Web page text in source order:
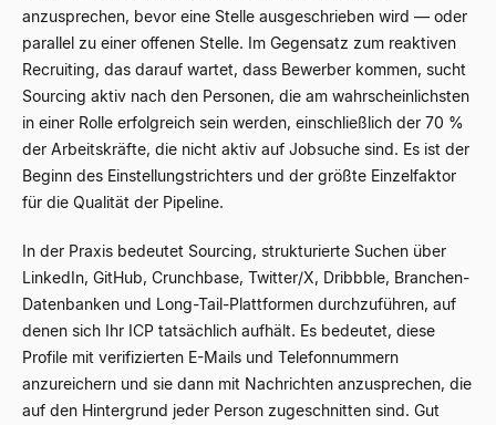
anzusprechen, bevor eine Stelle ausgeschrieben wird — oder
parallel zu einer offenen Stelle. Im Gegensatz zum reaktiven
Recruiting, das darauf wartet, dass Bewerber kommen, sucht
Sourcing aktiv nach den Personen, die am wahrscheinlichsten
in einer Rolle erfolgreich sein werden, einschließlich der 70 %
der Arbeitskräfte, die nicht aktiv auf Jobsuche sind. Es ist der
Beginn des Einstellungstrichters und der größte Einzelfaktor
für die Qualität der Pipeline.
In der Praxis bedeutet Sourcing, strukturierte Suchen über
LinkedIn, GitHub, Crunchbase, Twitter/X, Dribbble, Branchen-
Datenbanken und Long-Tail-Plattformen durchzuführen, auf
denen sich Ihr ICP tatsächlich aufhält. Es bedeutet, diese
Profile mit verifizierten E-Mails und Telefonnummern
anzureichern und sie dann mit Nachrichten anzusprechen, die
auf den Hintergrund jeder Person zugeschnitten sind. Gut